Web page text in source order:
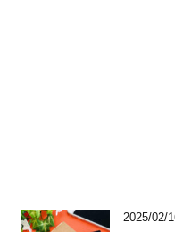
2025/02/